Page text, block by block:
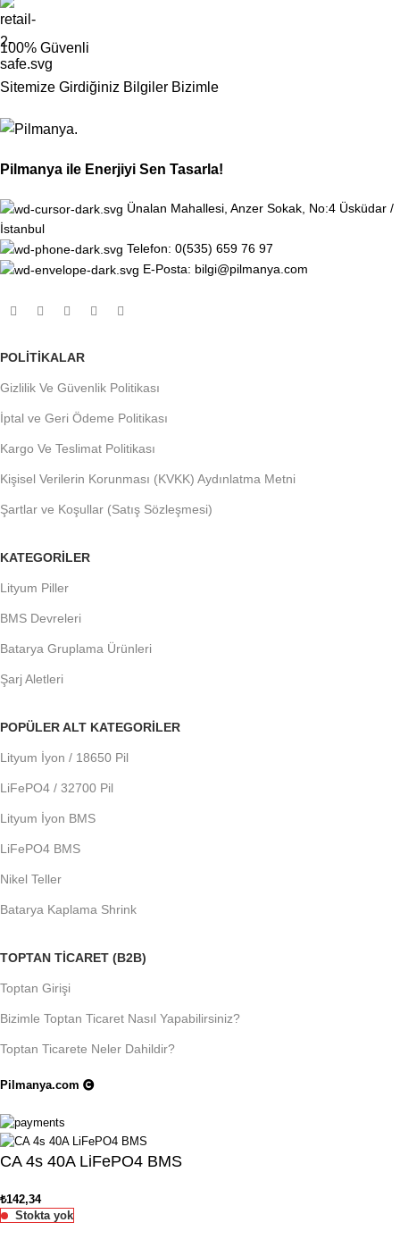
100% Güvenli
Sitemize Girdiğiniz Bilgiler Bizimle
Pilmanya ile Enerjiyi Sen Tasarla!
Ünalan Mahallesi, Anzer Sokak, No:4 Üsküdar /
İstanbul
Telefon: 0(535) 659 76 97
E-Posta: bilgi@pilmanya.com
POLITIKALAR
Gizlilik Ve Güvenlik Politikası
İptal ve Geri Ödeme Politikası
Kargo Ve Teslimat Politikası
Kişisel Verilerin Korunması (KVKK) Aydınlatma Metni
Şartlar ve Koşullar (Satış Sözleşmesi)
KATEGORILER
Lityum Piller
BMS Devreleri
Batarya Gruplama Ürünleri
Şarj Aletleri
POPÜLER ALT KATEGORILER
Lityum İyon / 18650 Pil
LiFePO4 / 32700 Pil
Lityum İyon BMS
LiFePO4 BMS
Nikel Teller
Batarya Kaplama Shrink
TOPTAN TICARET (B2B)
Toptan Girişi
Bizimle Toptan Ticaret Nasıl Yapabilirsiniz?
Toptan Ticarete Neler Dahildir?
Pilmanya.com
CA 4s 40A LiFePO4 BMS
₺142,34
Stokta yok